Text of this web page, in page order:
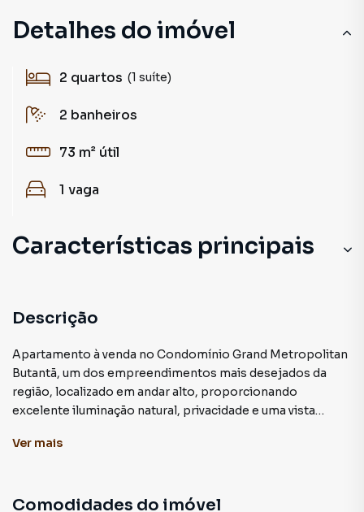
Detalhes do imóvel
2 quartos (1 suíte)
2 banheiros
73 m² útil
1 vaga
Características principais
Descrição
Apartamento à venda no Condomínio Grand Metropolitan
Butantã, um dos empreendimentos mais desejados da
região, localizado em andar alto, proporcionando
excelente iluminação natural, privacidade e uma vista
projeto exclusivo, alinhado ao seu estilo de vida.
Ver mais
Comodidades do imóvel